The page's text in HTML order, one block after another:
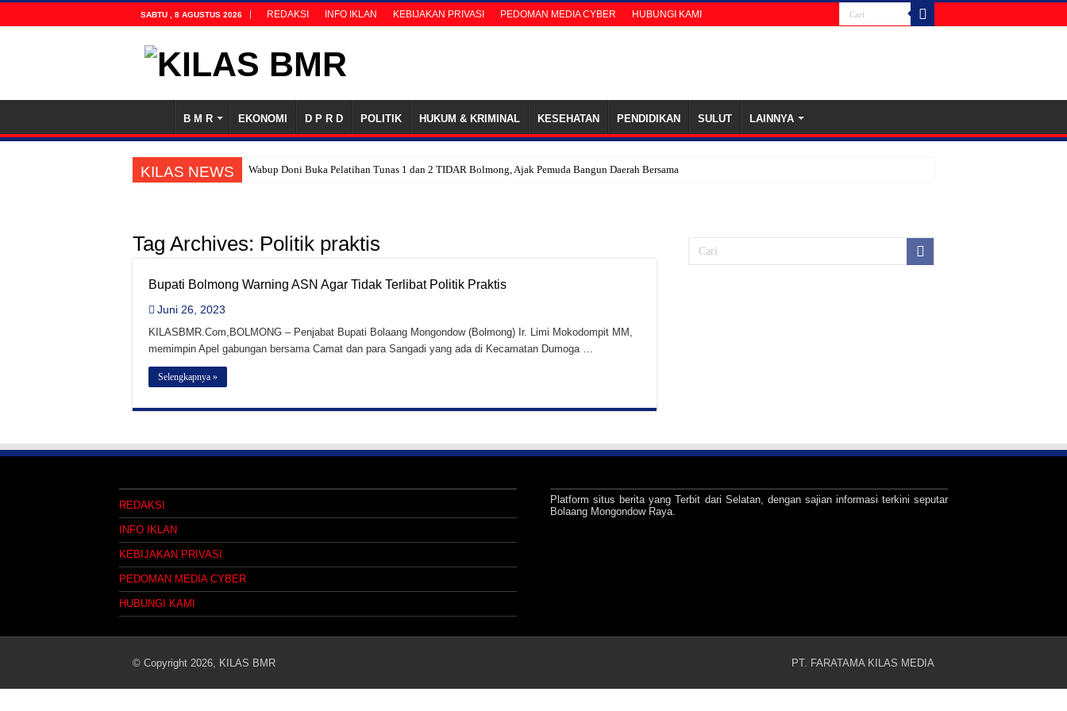
SABTU , 8 AGUSTUS 2026 REDAKSI INFO IKLAN KEBIJAKAN PRIVASI PEDOMAN MEDIA CYBER HUBUNGI KAMI
B M R EKONOMI D P R D POLITIK HUKUM & KRIMINAL KESEHATAN PENDIDIKAN SULUT LAINNYA
KILAS NEWS Wabup Doni Buka Pelatihan Tunas 1 dan 2 TIDAR Bolmong, Ajak Pemuda Bangun Daerah Bersama
Bolsel Lahirkan Asesor Baru, Lasya Mamonto dan Hartakni Hartawan Lulus Asesmen Sertifikasi Penyuluh Anti Korupsi
Viko Karinda Resmi Daftar Ketua PWI Bolsel Periode ke-2
Tag Archives: Politik praktis
Bupati Bolmong Warning ASN Agar Tidak Terlibat Politik Praktis
Juni 26, 2023
KILASBMR.Com,BOLMONG – Penjabat Bupati Bolaang Mongondow (Bolmong) Ir. Limi Mokodompit MM,
memimpin Apel gabungan bersama Camat dan para Sangadi yang ada di Kecamatan Dumoga …
Selengkapnya »
REDAKSI
INFO IKLAN
KEBIJAKAN PRIVASI
PEDOMAN MEDIA CYBER
HUBUNGI KAMI
Platform situs berita yang Terbit dari Selatan, dengan sajian informasi terkini seputar
Bolaang Mongondow Raya.
PT. FARATAMA KILAS MEDIA
© Copyright 2026, KILAS BMR